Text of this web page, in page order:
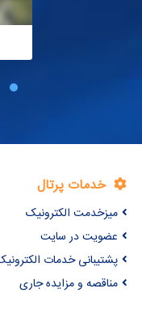
خدمات پرتال
میزخدمت الکترونیک
عضویت در سایت
پشتیبانی خدمات الکترونیک
مناقصه و مزایده جاری